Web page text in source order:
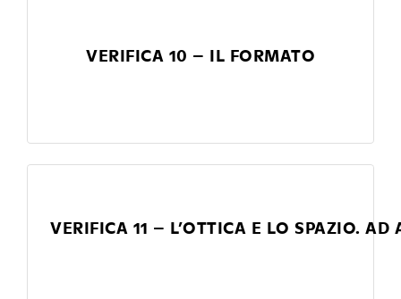
VERIFICA 10 – IL FORMATO
VERIFICA 11 – L’OTTICA E LO SPAZIO.